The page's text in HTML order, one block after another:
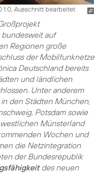
1.0, Ausschnitt bearbeitet
auf
Regionen große
der Mobilfunknetze
Deutschland bereits
und ländlichen
Unter anderem
den Städten München,
Potsdam sowie
Münsterland
Wochen und
die Netzintegration
der Bundesrepublik
des neuen